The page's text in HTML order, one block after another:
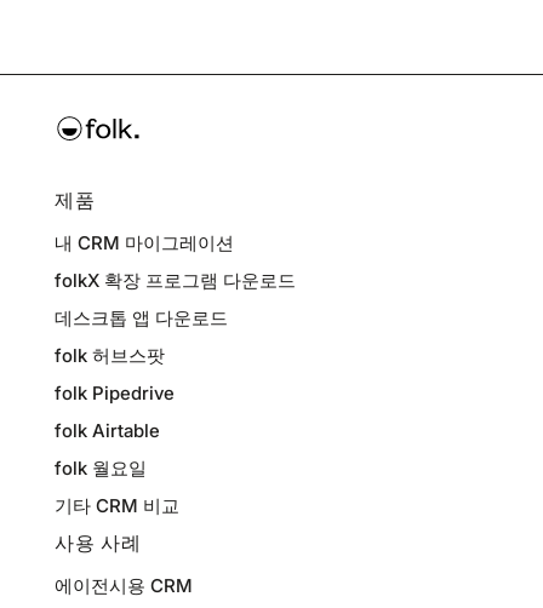
제품
내 CRM 마이그레이션
folkX 확장 프로그램 다운로드
데스크톱 앱 다운로드
folk 허브스팟
folk Pipedrive
folk Airtable
folk 월요일
기타 CRM 비교
사용 사례
에이전시용 CRM